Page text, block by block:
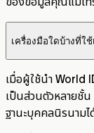
เครื่องมือใดบ้างที่ใ
เมื่อผู้ใช้นำ World
เป็นส่วนตัวหลายชั้น
ฐานะบุคคลนิรนาม